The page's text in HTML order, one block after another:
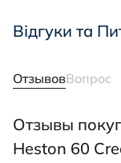
Відгуки та
ОтзывовВопрос
Отзывы
Heston 60